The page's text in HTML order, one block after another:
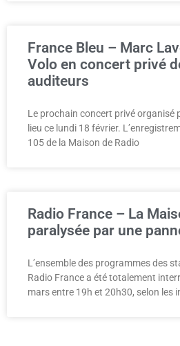
France Bleu – Marc
Volo en concert privé
auditeurs
Le prochain concert privé organisé
lieu ce lundi 18 février.
105 de la Maison de Radio
Radio France – La
paralysée par une
L’ensemble des programmes des
Radio France a été totalement
mars entre 19h et 20h30, selon les